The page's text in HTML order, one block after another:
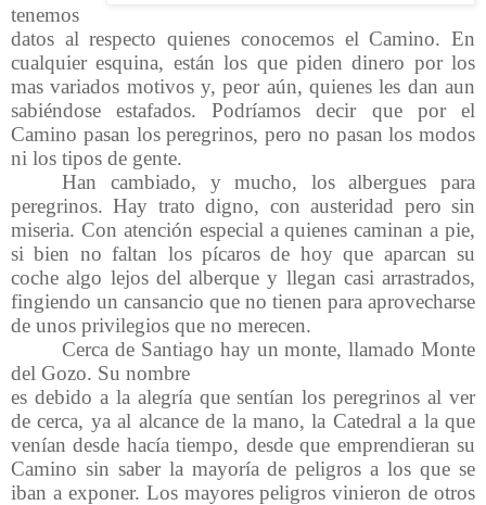
tenemos
datos al respecto quienes conocemos el Camino. En
cualquier esquina, están los que piden dinero por los
mas variados motivos y, peor aún, quienes les dan aun
sabiéndose estafados. Podríamos decir que por el
Camino pasan los peregrinos, pero no pasan los modos
ni los tipos de gente.
Han cambiado, y mucho, los albergues para
peregrinos. Hay trato digno, con austeridad pero sin
miseria. Con atención especial a quienes caminan a pie,
si bien no faltan los pícaros de hoy que aparcan su
coche algo lejos del alberque y llegan casi arrastrados,
fingiendo un cansancio que no tienen para aprovecharse
de unos privilegios que no merecen.
Cerca de Santiago hay un monte, llamado Monte
del Gozo. Su nombre
es debido a la alegría que sentían los peregrinos al ver
de cerca, ya al alcance de la mano, la Catedral a la que
venían desde hacía tiempo, desde que emprendieran su
Camino sin saber la mayoría de peligros a los que se
iban a exponer. Los mayores peligros vinieron de otros